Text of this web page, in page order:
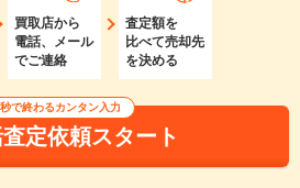
買取店から
電話、メール
でご連絡
査定額を
比べて売却先
を決める
で終わるカンタン入力
定依頼スタート